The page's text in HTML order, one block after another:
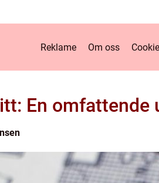
Reklame Om oss
En omfattende